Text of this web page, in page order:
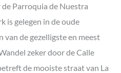
Parroquia de Nuestra
is gelegen in de oude
van de gezelligste en meest
zeker door de Calle
de mooiste straat van La